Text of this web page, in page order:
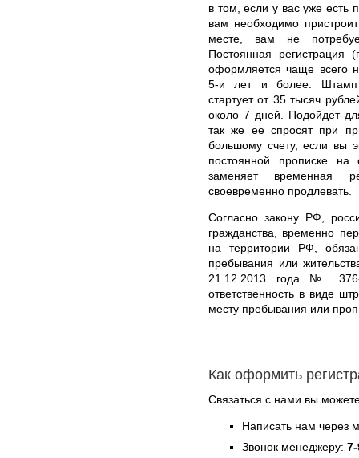
в том, если у вас уже есть
вам необходимо
месте, вам не
Постоянная регистрация
оформляется чаще всего
5-и лет и более. Штамп
стартует от 35 тысяч
около 7 дней. Подойдет
так же ее спросят при
большому счету, если вы
постоянной прописке
заменяет временная
своевременно продлевать.
Согласно закону РФ,
гражданства, временно
на территории РФ,
пребывания или
21.12.2013 года № 376-
ответственность в виде
месту пребывания или
Как оформить
Связаться с нами вы
Написать нам через
Звонок менеджеру: